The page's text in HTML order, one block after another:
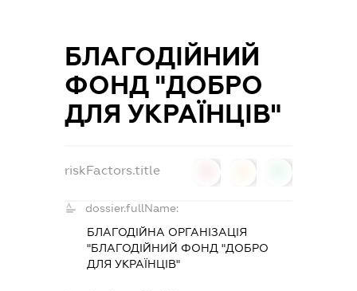
БЛАГОДІЙНИЙ
ФОНД "ДОБРО
ДЛЯ УКРАЇНЦІВ"
riskFactors.title
dossier.fullName:
БЛАГОДІЙНА ОРГАНІЗАЦІЯ
"БЛАГОДІЙНИЙ ФОНД "ДОБРО
ДЛЯ УКРАЇНЦІВ"